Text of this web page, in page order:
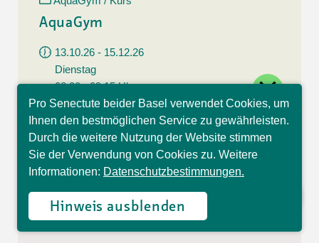
AquaGym
13.10.26 - 15.12.26
Dienstag
08:30 - 09:15 Uhr
Kapellenstrasse 17, Basel
CHF 160.00
10 Lektionen
AquaGym / Kurs
AquaGym
Pro Senectute beider Basel verwendet Cookies, um
Ihnen den bestmöglichen Service zu gewährleisten.
Durch die weitere Nutzung der Website stimmen
Sie der Verwendung von Cookies zu. Weitere
Informationen: Datenschutzbestimmungen.
Hinweis ausblenden
Hallo, ich bin Sophia und
beantworte gerne Ihre
Fragen.
close